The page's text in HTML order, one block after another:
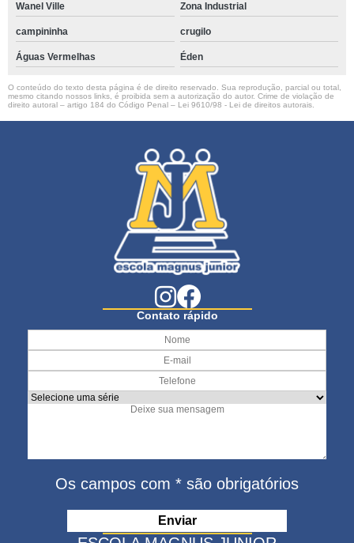
Wanel Ville Zona Industrial
campininha crugilo
Águas Vermelhas Éden
O conteúdo do texto desta página é de direito reservado. Sua reprodução, parcial ou total,
mesmo citando nossos links, é proibida sem a autorização do autor. Crime de violação de
direito autoral – artigo 184 do Código Penal – Lei 9610/98 - Lei de direitos autorais
Contato rápido
Os campos com * são obrigatórios